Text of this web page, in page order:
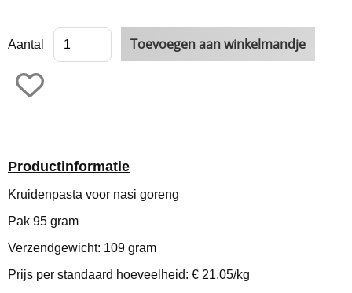
Aantal
Productinformatie
Kruidenpasta voor nasi goreng
Pak 95 gram
Verzendgewicht: 109 gram
Prijs per standaard hoeveelheid: € 21,05/kg